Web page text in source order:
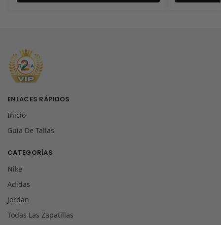
ENLACES RÁPIDOS
Inicio
Guía De Tallas
CATEGORÍAS
Nike
Adidas
Jordan
Todas Las Zapatillas